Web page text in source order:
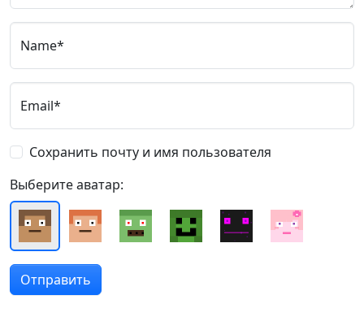
Name*
Email*
Сохранить почту и имя пользователя
Выберите аватар: